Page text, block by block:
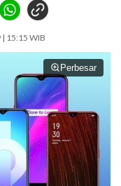
15:15 WIB
Perbesar